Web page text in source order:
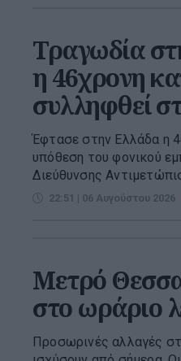
Τραγωδία
η 46χρονη
συλληφθεί
Έφτασε στην Ελλάδα η
υπόθεση του φονικού
Διεύθυνσης
22:51 | 06 Αυγούστου 2026
Μετρό
στο ωράριο
Προσωρινές αλλαγές